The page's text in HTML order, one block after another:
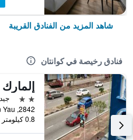
شاهد المزيد من الفنادق القريبة
فنادق رخيصة في كوانتان
2 نجمتين
جيد 7.2
0.8 كيلومتر عن وسط المدينة